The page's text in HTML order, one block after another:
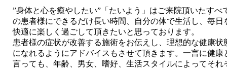
”身体と心を癒やしたい”「たいよう」はご来院頂いたすべ
の患者様にできるだけ長い時間、自分の体で生活し、毎日
快適に楽しく過ごして頂きたいと思っております。
患者様の症状が改善する施術をお伝えし、理想的な健康状
になれるようにアドバイスもさせて頂きます。一言に健康
言っても、年齢、男女、嗜好、生活スタイルによってそれ